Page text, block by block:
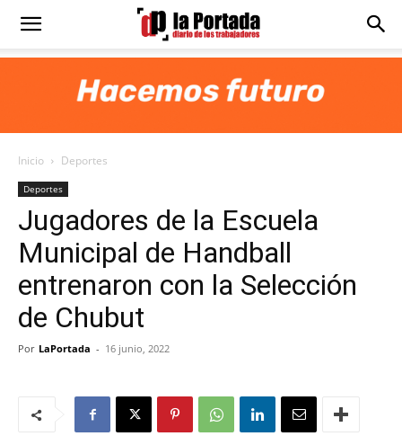
Diario
Portada
Inicio Deportes
Deportes
Jugadores de la Escuela
Municipal de Handball
entrenaron con la Selección
de Chubut
Por LaPortada - 16 junio, 2022